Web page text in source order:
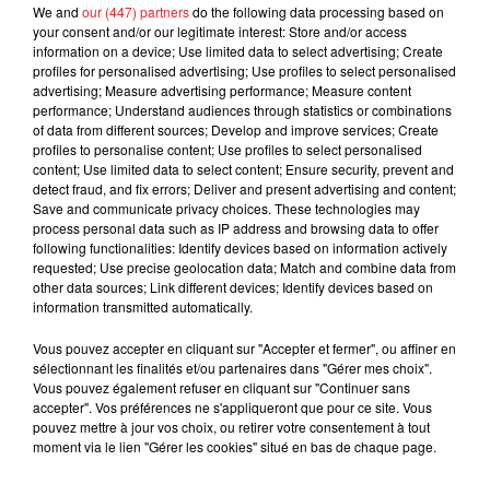
Vitaa 02/06/23
We and our (447) partnersdo the following data processing based on
your consent and/or our legitimate interest: Store and/or access
information on a device; Use limited data to select advertising; Create
profiles for personalised advertising; Use profiles to select personalised
advertising; Measure advertising performance; Measure content
performance; Understand audiences through statistics or combinations
of data from different sources; Develop and improve services; Create
profiles to personalise content; Use profiles to select personalised
content; Use limited data to select content; Ensure security, prevent and
detect fraud, and fix errors; Deliver and present advertising and content;
Save and communicate privacy choices. These technologies may
process personal data such as IP address and browsing data to offer
following functionalities: Identify devices based on information actively
requested; Use precise geolocation data; Match and combine data from
other data sources; Link different devices; Identify devices based on
information transmitted automatically.
Vous pouvez accepter en cliquant sur "Accepter et fermer", ou affiner en
sélectionnant les finalités et/ou partenaires dans "Gérer mes choix".
Vous pouvez également refuser en cliquant sur "Continuer sans
accepter". Vos préférences ne s'appliqueront que pour ce site. Vous
pouvez mettre à jour vos choix, ou retirer votre consentement à tout
moment via le lien "Gérer les cookies" situé en bas de chaque page.